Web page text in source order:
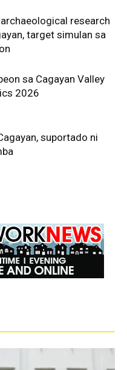
research
target simulan sa
sa Cagayan Valley
2026
suportado ni